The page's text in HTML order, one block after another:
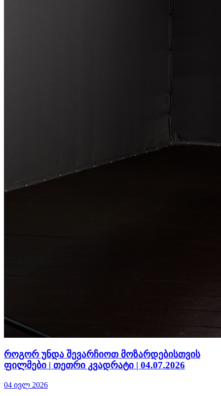
როგორ უნდა შევარჩიოთ მოზარდებისთვის
ფილმები | თეთრი კვადრატი | 04.07.2026
04 ივლ 2026